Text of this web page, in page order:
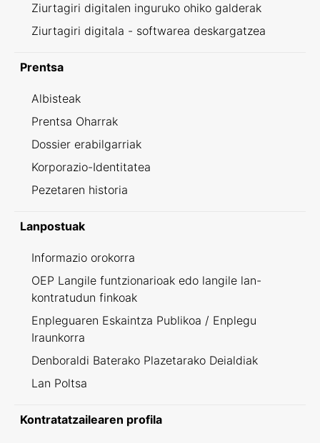
Ziurtagiri digitalen inguruko ohiko galderak
Ziurtagiri digitala - softwarea deskargatzea
Prentsa
Albisteak
Prentsa Oharrak
Dossier erabilgarriak
Korporazio-Identitatea
Pezetaren historia
Lanpostuak
Informazio orokorra
OEP Langile funtzionarioak edo langile lan-
kontratudun finkoak
Enpleguaren Eskaintza Publikoa / Enplegu
Iraunkorra
Denboraldi Baterako Plazetarako Deialdiak
Lan Poltsa
Kontratatzailearen profila